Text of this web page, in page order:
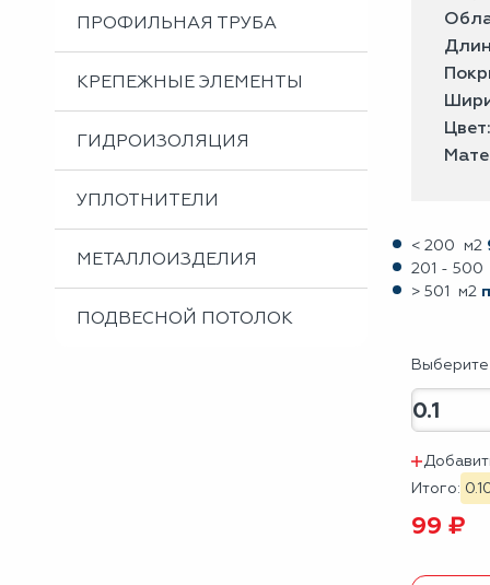
ПРОФИЛЬНАЯ ТРУБА
КРЕПЕЖНЫЕ ЭЛЕМЕНТЫ
ГИДРОИЗОЛЯЦИЯ
УПЛОТНИТЕЛИ
МЕТАЛЛОИЗДЕЛИЯ
ПОДВЕСНОЙ ПОТОЛОК
< 200 м2
201 -
> 501 м2
Выберите
Итого:
99 ₽